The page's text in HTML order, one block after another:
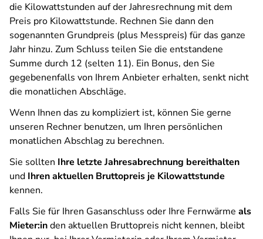
die Kilowattstunden auf der Jahresrechnung mit dem
Preis pro Kilowattstunde. Rechnen Sie dann den
sogenannten Grundpreis (plus Messpreis) für das ganze
Jahr hinzu. Zum Schluss teilen Sie die entstandene
Summe durch 12 (selten 11). Ein Bonus, den Sie
gegebenenfalls von Ihrem Anbieter erhalten, senkt nicht
die monatlichen Abschläge.
Wenn Ihnen das zu kompliziert ist, können Sie gerne
unseren Rechner benutzen, um Ihren persönlichen
monatlichen Abschlag zu berechnen.
Sie sollten Ihre letzte Jahresabrechnung bereithalten
und Ihren aktuellen Bruttopreis je Kilowattstunde
kennen.
Falls Sie für Ihren Gasanschluss oder Ihre Fernwärme als
Mieter:inden aktuellen Bruttopreis nicht kennen, bleibt